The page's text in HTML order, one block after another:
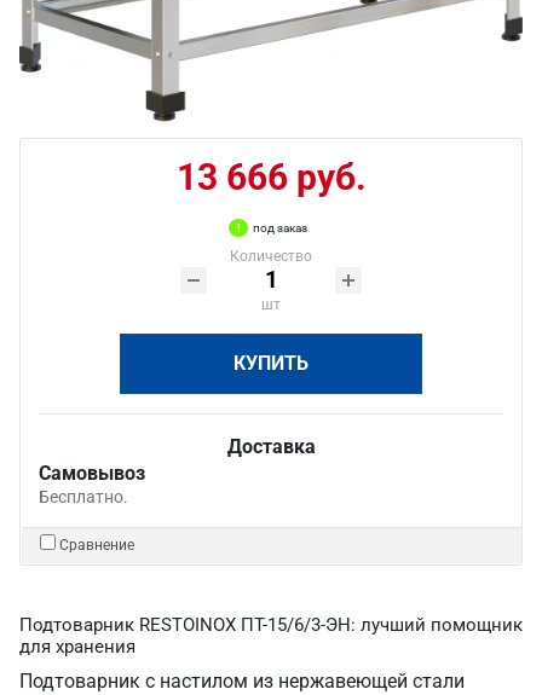
13 666 руб.
под заказ
Количество
шт
КУПИТЬ
Доставка
Самовывоз
Бесплатно.
Сравнение
Подтоварник RESTOINOX ПТ-15/6/3-ЭН: лучший помощник
для хранения
Подтоварник с настилом из нержавеющей стали